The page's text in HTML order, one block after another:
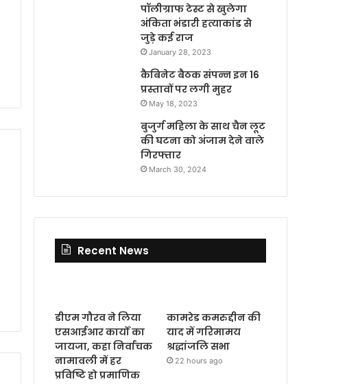
पॉलीग्राफ टेस्ट से खुलेगा
अंकिता भंडारी हत्याकांड से
जुड़े कई राज
January 28, 2023
कैबिनेट बैठक संपन्न इन 16
प्रस्तावों पर लगी मुहर
May 18, 2023
बुजुर्ग महिला के साथ चैन लूट
की घटना को अंजाम देने वाले
गिरफ्तार
March 30, 2024
Recent News
डीएम गौरव ने लिया
एसआईआर कार्यों का
जायजा, कहा निर्वाचक
नामावली में हर
प्रविष्टि हो प्रमाणिक
कामरेड कमरुद्दीन की
याद में गरिमामय
श्रद्धांजलि सभा
22 hours ago